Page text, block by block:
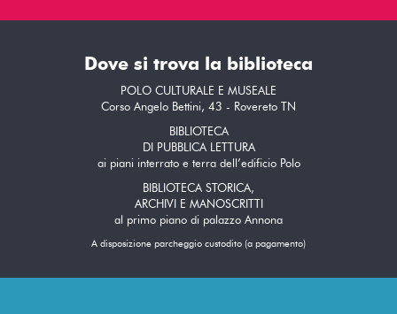
Dove si trova la biblioteca
POLO CULTURALE E MUSEALE
Corso Angelo Bettini, 43 - Rovereto TN
BIBLIOTECA
DI PUBBLICA LETTURA
ai piani interrato e terra dell’edificio Polo
BIBLIOTECA STORICA,
ARCHIVI E MANOSCRITTI
al primo piano di palazzo Annona
A disposizione parcheggio custodito (a pagamento)